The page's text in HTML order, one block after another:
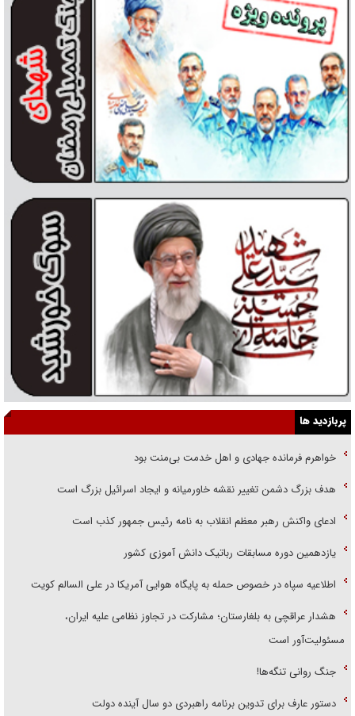
پربازدید ها
خواهرم فرمانده جهادی و اهل خدمت بی‌منت بود
هدف بزرگ دشمن تغییر نقشه خاورمیانه و ایجاد اسرائیل بزرگ است
ادعای واکنش رهبر معظم انقلاب به نامه رئیس جمهور کذب است
یازدهمین دوره مسابقات رباتیک دانش آموزی کشور
اطلاعیه سپاه در خصوص حمله به پایگاه هوایی آمریکا در علی السالم کویت
هشدار عراقچی به بلغارستان؛ مشارکت در تجاوز نظامی علیه ایران،
مسئولیت‌آور است
جنگ روانی تنگه‌ها!
دستور عارف برای تدوین برنامه راهبردی دو سال آینده دولت